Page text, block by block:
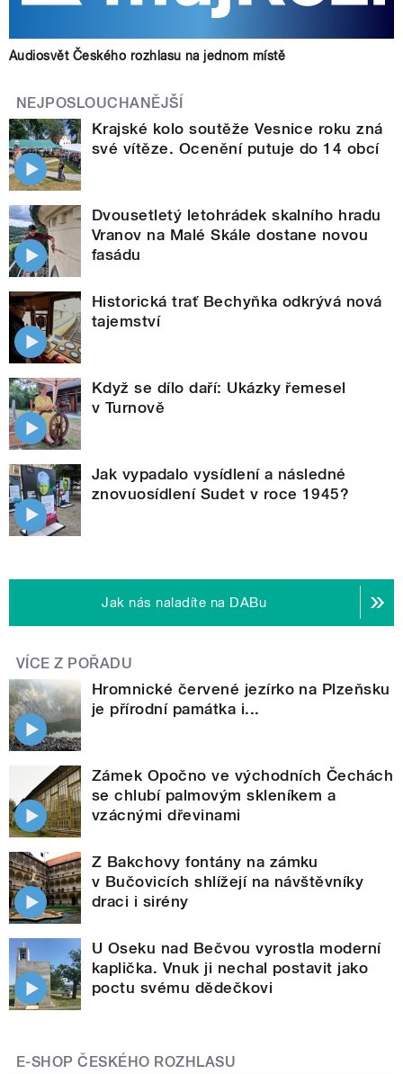
Audiosvět Českého rozhlasu na jednom místě
NEJPOSLOUCHANĚJŠÍ
Krajské kolo soutěže Vesnice roku zná
své vítěze. Ocenění putuje do 14 obcí
Dvousetletý letohrádek skalního hradu
Vranov na Malé Skále dostane novou
fasádu
Historická trať Bechyňka odkrývá nová
tajemství
Když se dílo daří: Ukázky řemesel
v Turnově
Jak vypadalo vysídlení a následné
znovuosídlení Sudet v roce 1945?
Jak nás naladíte na DABu
VÍCE Z POŘADU
Hromnické červené jezírko na Plzeňsku
je přírodní památka i...
Zámek Opočno ve východních Čechách
se chlubí palmovým skleníkem a
vzácnými dřevinami
Z Bakchovy fontány na zámku
v Bučovicích shlížejí na návštěvníky
draci i sirény
U Oseku nad Bečvou vyrostla moderní
kaplička. Vnuk ji nechal postavit jako
poctu svému dědečkovi
E-SHOP ČESKÉHO ROZHLASU